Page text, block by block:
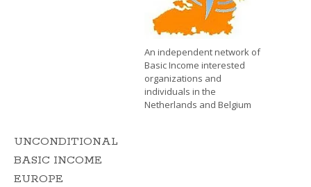
An independent network of
Basic Income interested
organizations and
individuals in the
Netherlands and Belgium
UNCONDITIONAL
BASIC INCOME
EUROPE